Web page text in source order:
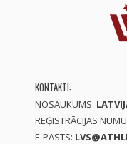
KONTAKTI:
NOSAUKUMS:
REĢISTRĀCIJAS
E-PASTS: